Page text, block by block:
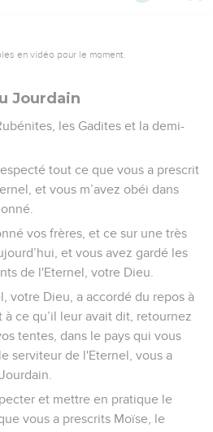
en vidéo pour le moment.
Jourdain
les Gadites et la demi-
tout ce que vous a prescrit
et vous m’avez obéi dans
vos frères, et ce sur une très
et vous avez gardé les
de l'Eternel, votre Dieu.
votre Dieu, a accordé du repos à
ce qu’il leur avait dit, retournez
tentes, dans le pays qui vous
serviteur de l'Eternel, vous a
et mettre en pratique le
vous a prescrits Moïse, le